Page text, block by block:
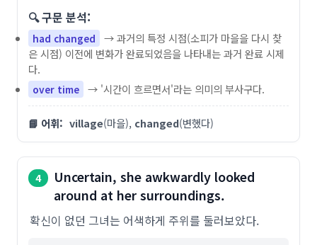
🔍 구문 분석:
had changed
→ 과거의 특정 시점(소피가 마을을 다시 찾
은 시점) 이전에 변화가 완료되었음을 나타내는 과거 완료 시제
다.
over time → '시간이 흐르면서'라는 의미의 부사구다.
📘 어휘: village(마을), changed(변했다)
4
Uncertain, she awkwardly looked
around at her surroundings.
확신이 없던 그녀는 어색하게 주위를 둘러보았다.